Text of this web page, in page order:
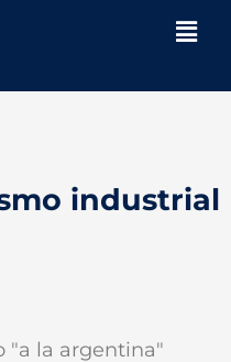
industrial
"a la argentina"